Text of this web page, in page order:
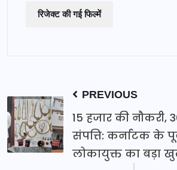
रिजेक्ट की गई फिल्में
PREVIOUS
15 हजार की नौकरी,
संपत्ति: कर्नाटक के
लोकायुक्त का बड़ा